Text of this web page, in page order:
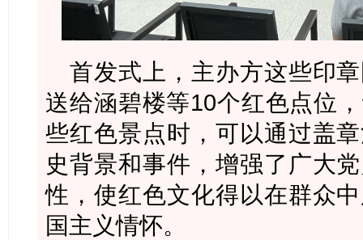
首发式上，主办方这些印
送给涵碧楼等10个红色点位
些红色景点时，可以通过盖
史背景和事件，增强了广大
性，使红色文化得以在群众
国主义情怀。